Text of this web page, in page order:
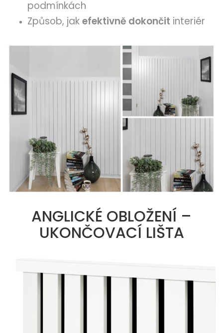
podmínkách
Způsob, jakefektivně dokončit interiér
ANGLICKÉ OBLOŽENÍ –
UKONČOVACÍ LIŠTA